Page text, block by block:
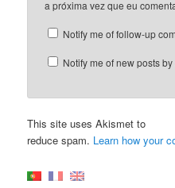
a próxima vez que eu
Notify me of follow-up
Notify me of new posts
This site uses Akismet to
reduce spam. Learn how your